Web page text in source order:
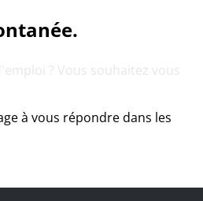
? Vous souhaitez vous
à vous répondre dans les